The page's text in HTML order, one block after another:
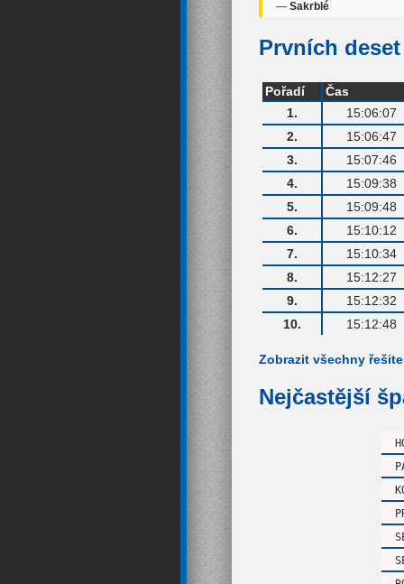
— Sakrblé
Prvních
Pořadí
Čas
1.
15:06:07
2.
15:06:47
3.
15:07:46
4.
15:09:38
5.
15:09:48
6.
15:10:12
7.
15:10:34
8.
15:12:27
9.
15:12:32
10.
15:12:48
Zobrazit všechny
Nejčastější